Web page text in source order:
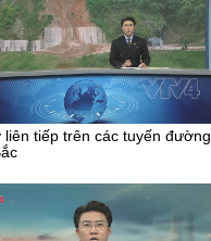
liên tiếp trên các tuyến đường